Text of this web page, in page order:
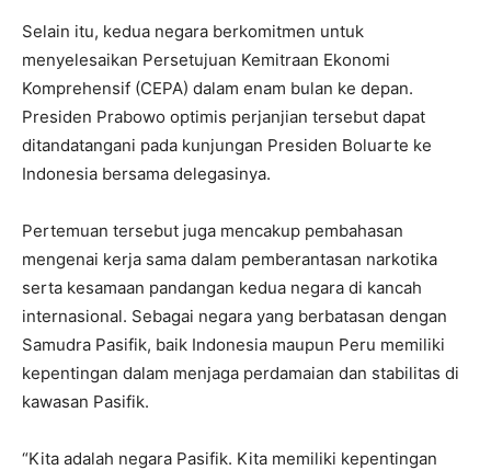
Selain itu, kedua negara berkomitmen untuk
menyelesaikan Persetujuan Kemitraan Ekonomi
Komprehensif (CEPA) dalam enam bulan ke depan.
Presiden Prabowo optimis perjanjian tersebut dapat
ditandatangani pada kunjungan Presiden Boluarte ke
Indonesia bersama delegasinya.
Pertemuan tersebut juga mencakup pembahasan
mengenai kerja sama dalam pemberantasan narkotika
serta kesamaan pandangan kedua negara di kancah
internasional. Sebagai negara yang berbatasan dengan
Samudra Pasifik, baik Indonesia maupun Peru memiliki
kepentingan dalam menjaga perdamaian dan stabilitas di
kawasan Pasifik.
“Kita adalah negara Pasifik. Kita memiliki kepentingan